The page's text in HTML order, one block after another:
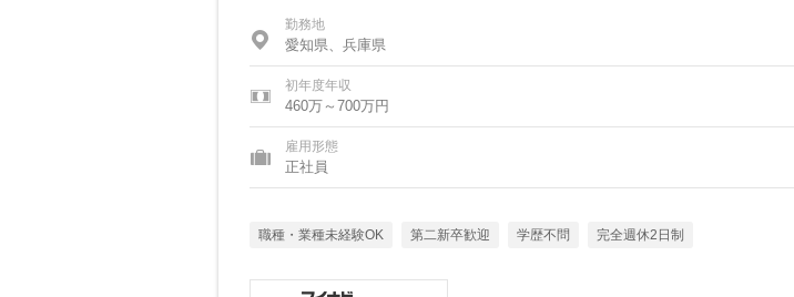
勤務地
愛知県、兵庫県
初年度年収
460万～700万円
雇用形態
正社員
職種・業種未経験OK 第二新卒歓迎 学歴不問 完全週休2日制